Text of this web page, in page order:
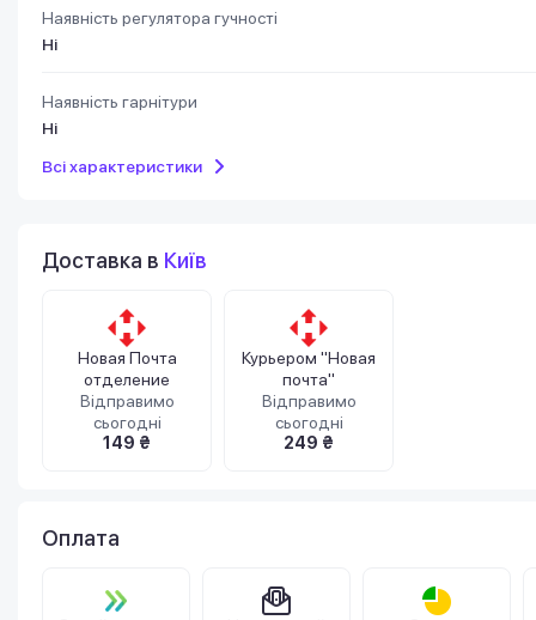
Наявність регулятора гучності
Ні
Наявність гарнітури
Ні
Всі характеристики
Доставка в Київ
Новая Почта
отделение
Відправимо
сьогодні
149 ₴
Курьером "Новая
почта"
Відправимо
сьогодні
249 ₴
Оплата